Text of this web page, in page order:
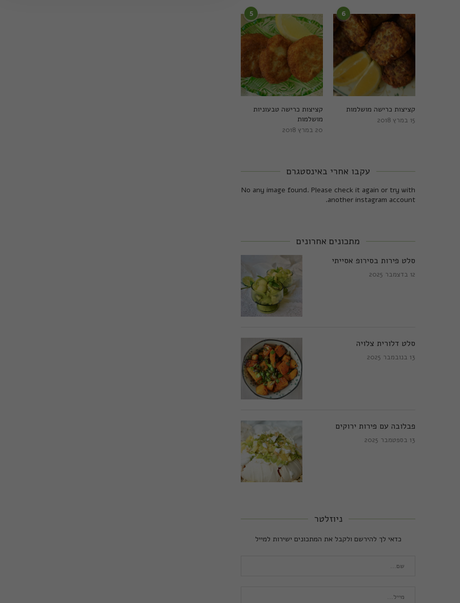
5
קציצות כרישה טבעוניות
מושלמות
20 במרץ 2018
6
קציצות כרישה מושלמות
15 במרץ 2018
עקבו אחרי באינסטגרם
No any image found. Please check it again or try with
another instagram account.
מתכונים אחרונים
סלט פירות בסירופ אסייתי
12 בדצמבר 2025
סלט דלורית צלויה
13 בנובמבר 2025
פבלובה עם פירות ירוקים
13 בספטמבר 2025
ניוזלטר
כדאי לך להירשם ולקבל את המתכונים ישירות למייל